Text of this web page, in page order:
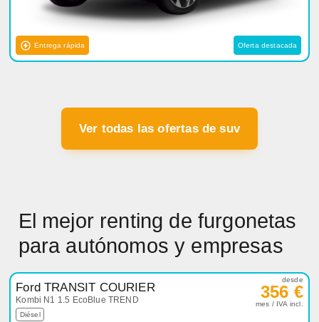
Entrega rápida Oferta destacada
Ver todas las ofertas de suv
El mejor renting de furgonetas
para autónomos y empresas
Ford TRANSIT COURIER
Kombi N1 1.5 EcoBlue TREND
Diésel
desde
356 €
mes / IVA incl.